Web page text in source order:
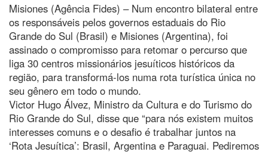
Misiones (Agência Fides) – Num encontro bilateral entre
os responsáveis pelos governos estaduais do Rio
Grande do Sul (Brasil) e Misiones (Argentina), foi
assinado o compromisso para retomar o percurso que
liga 30 centros missionários jesuíticos históricos da
região, para transformá-los numa rota turística única no
seu gênero em todo o mundo.
Victor Hugo Álvez, Ministro da Cultura e do Turismo do
Rio Grande do Sul, disse que “para nós existem muitos
interesses comuns e o desafio é trabalhar juntos na
‘Rota Jesuítica’: Brasil, Argentina e Paraguai. Pediremos